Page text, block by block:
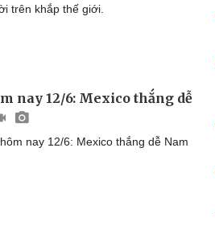
trên khắp thế giới.
nay 12/6: Mexico thắng dễ
nay 12/6: Mexico thắng dễ Nam